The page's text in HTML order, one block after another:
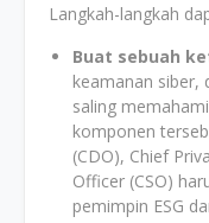
Langkah-langkah
Buat sebuah
keamanan siber,
saling
komponen
(CDO), Chief
Officer (CSO)
pemimpin ESG